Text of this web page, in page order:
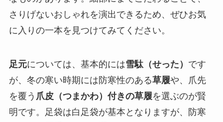
さりげないおしゃれを演出できるため、ぜひお気
に入りの一本を見つけてみてください。
足元については、基本的には雪駄（せった） です
が、冬の寒い時期には防寒性のある草履や、爪先
を覆う 爪皮（つまかわ）付きの草履を選ぶのが賢
明です。足袋は白足袋が基本となりますが、防寒